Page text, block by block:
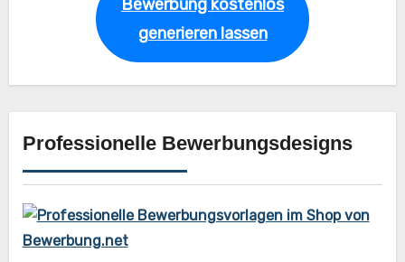
Bewerbung kostenlos
generieren lassen
Professionelle Bewerbungsdesigns